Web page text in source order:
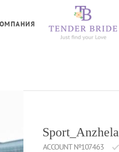
Sport_Anzhela
ACCOUNT №107463